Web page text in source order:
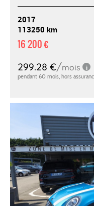
2017
113250 km
16 200 €